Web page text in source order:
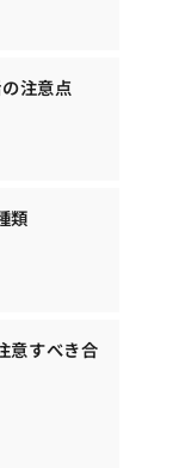
注意点
類
意すべき合